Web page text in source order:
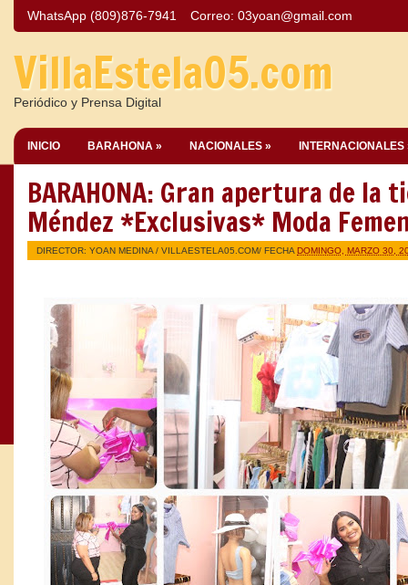
WhatsApp (809)876-7941 Correo: 03yoan@gmail.com
VillaEstela05.com
Periódico y Prensa Digital
INICIO BARAHONA » NACIONALES » INTERNACIONALES
BARAHONA: Gran apertura de la
Méndez *Exclusivas* Moda
DIRECTOR: YOAN MEDINA / VILLAESTELA05.COM/ FECHA DOMINGO, MARZO 30,